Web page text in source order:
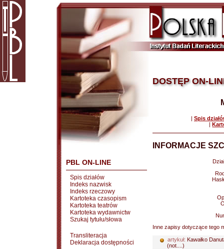
PBL ON-LINE
Spis działów
Indeks nazwisk
Indeks rzeczowy
Kartoteka czasopism
Kartoteka teatrów
Kartoteka wydawnictw
Szukaj tytułu/słowa
Transliteracja
Deklaracja dostępności
DOSTĘP ON-
| Spis
|
INFORMACJE
Inne zapisy dotyczące tego
artykuł: Kawałko
(not....)